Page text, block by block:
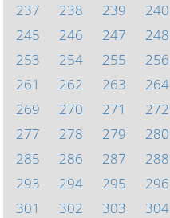
237
238 239 240
245
246 247 248
253
254 255 256
261
262 263 264
269
270 271 272
277
278 279 280
285
286 287 288
293
294 295 296
301
302 303 304